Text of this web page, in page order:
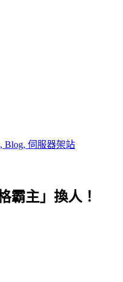
Blog, 伺服器架站
霸主」換人！